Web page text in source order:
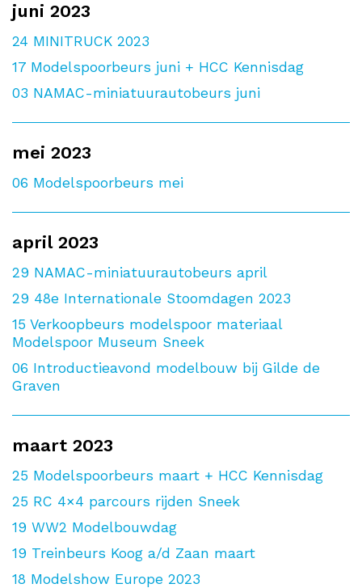
juni 2023
24 MINITRUCK 2023
17 Modelspoorbeurs juni + HCC Kennisdag
03 NAMAC-miniatuurautobeurs juni
mei 2023
06 Modelspoorbeurs mei
april 2023
29 NAMAC-miniatuurautobeurs april
29 48e Internationale Stoomdagen 2023
15 Verkoopbeurs modelspoor materiaal
Modelspoor Museum Sneek
06 Introductieavond modelbouw bij Gilde de
Graven
maart 2023
25 Modelspoorbeurs maart + HCC Kennisdag
25 RC 4×4 parcours rijden Sneek
19 WW2 Modelbouwdag
19 Treinbeurs Koog a/d Zaan maart
18 Modelshow Europe 2023